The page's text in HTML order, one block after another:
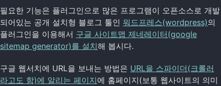
필요한 기능은 플러그인으로 많은 프로그램이 오픈소스로 개발
되어있는 공개 설치형 블로그 툴인 워드프레스(wordpress)의
플러그인을 이용해서 구글 사이트맵 제네레이터(google
sitemap generator)를 설치해 봅시다.
구글 웹서치에 URL을 보내는 방법은 URL을 스파이더(크롤러
라고도 함)에 알리는 페이지에 홈페이지(보통 웹사이트의 의미